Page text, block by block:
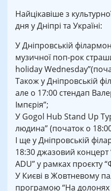
Найцікавіше з
дня у Дніпрі та Україні:
У Дніпровській
музичної поп-рок
holiday
Також у Дніпровській
але о 17:00 стендап
Імпєрія”;
У Gogol Hub Stand Up
людина” (початок о
І ще у Дніпровській
18:30 джазовий концерт
ADU” у рамках проєкту
У Києві в Жовтневому
програмою “На долонях